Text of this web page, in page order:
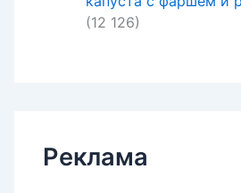
(12 126)
Реклама